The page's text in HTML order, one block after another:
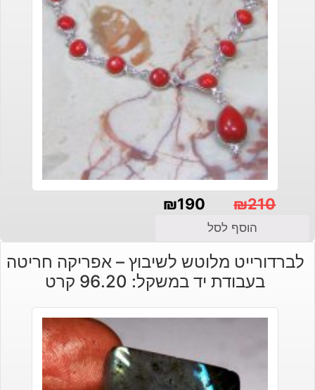
₪210
המקורי
היה:
₪190
הנוכחי
הוא:
הוסף לסל
לברדורייט מלוטש לשיבוץ – אפריקה חריטה
בעבודת יד במשקל: 96.20 קרט